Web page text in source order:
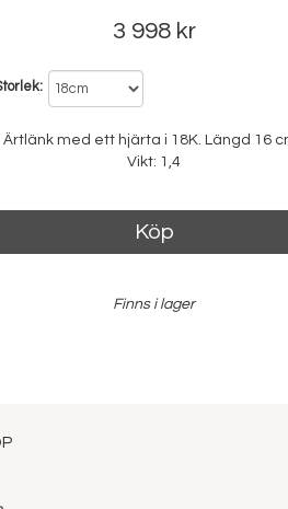
3 998 kr
Ärtlänk med ett hjärta i 18K. Längd 16
Vikt: 1,4
Köp
Finns i lager